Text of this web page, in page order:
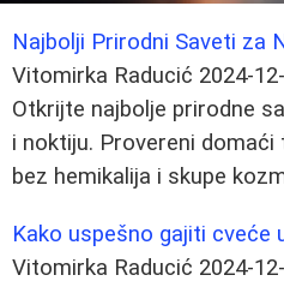
Najbolji Prirodni Saveti za
Vitomirka Raducić 2024-
Otkrijte najbolje prirodne
i noktiju. Provereni domaći
bez hemikalija i skupe
Kako uspešno gajiti cveće
Vitomirka Raducić 2024-